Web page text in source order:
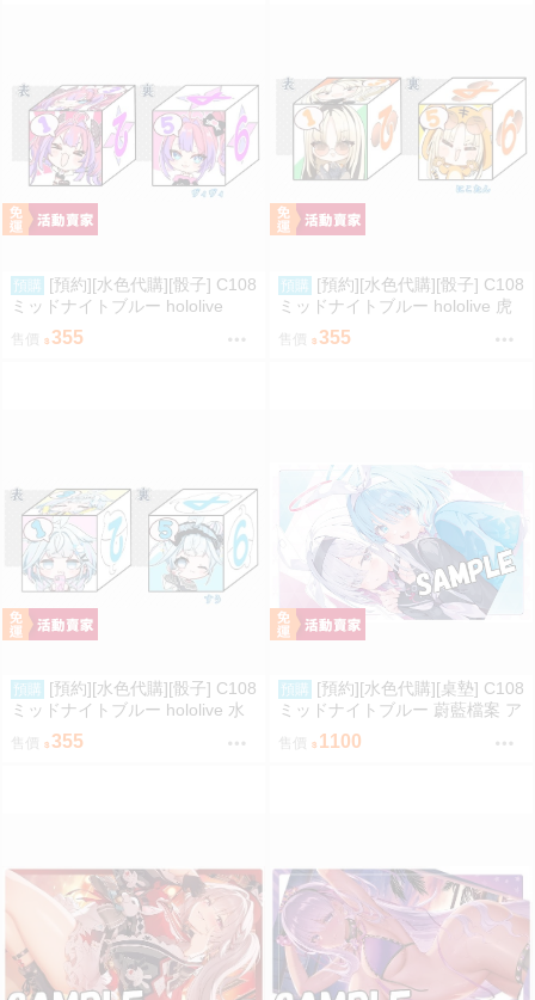
預購
[預約][水色代購][骰子] C108
ミッドナイトブルー hololive
綺々羅々ヴィヴィ
355
預購
[預約][水色代購][骰子] C108
ミッドナイトブルー hololive 虎
金妃笑虎
355
預購
[預約][水色代購][骰子] C108
ミッドナイトブルー hololive 水
售價 355
預購
[預約][水色代購][桌墊] C108
ミッドナイトブルー 蔚藍檔案 ア
ロナ＆プラナ
售價 1100